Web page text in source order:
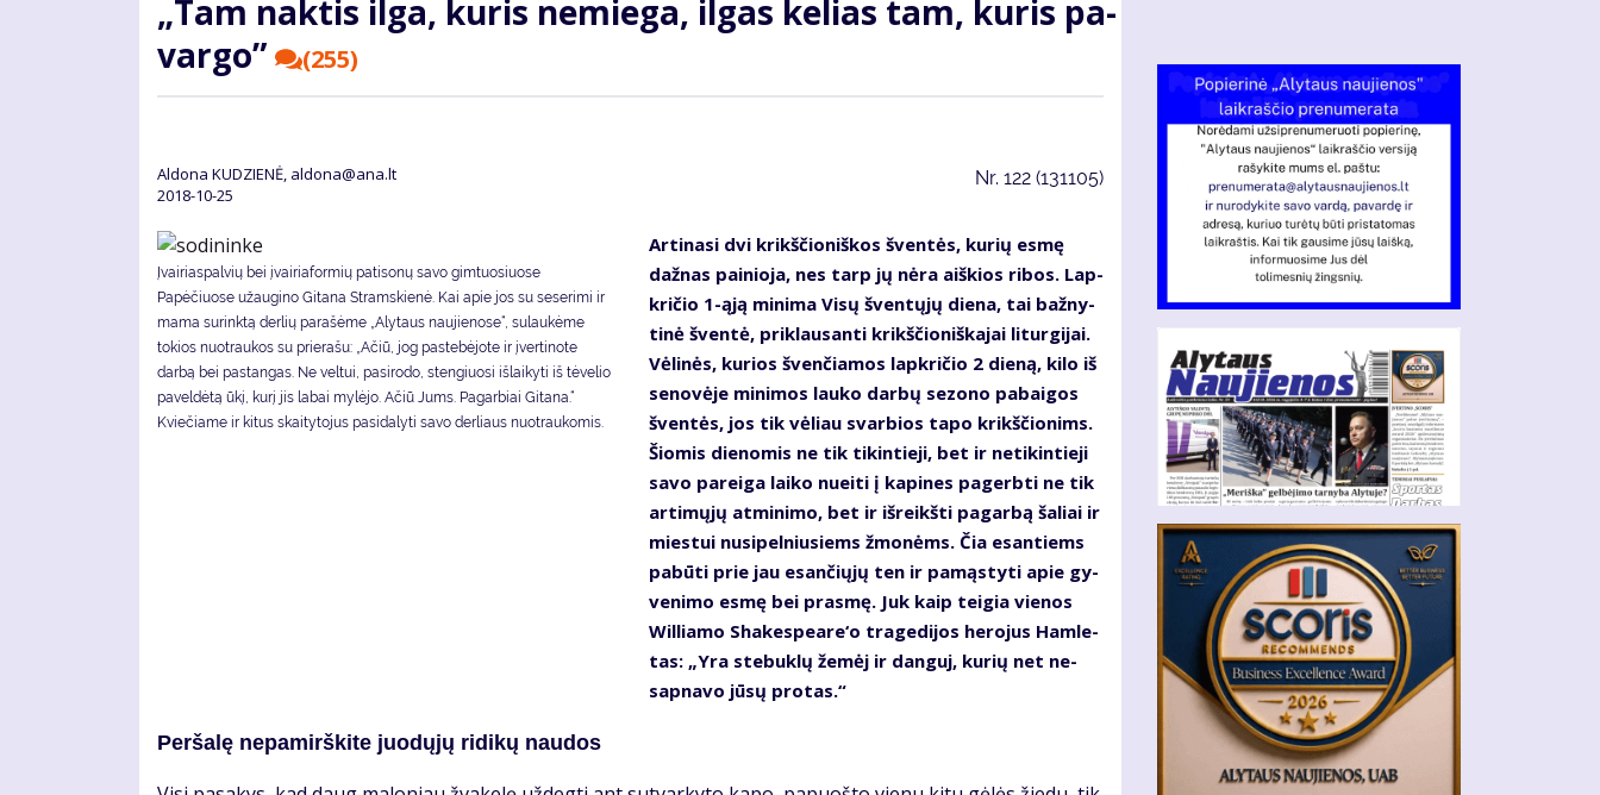
„Tam nak­tis il­ga, ku­ris ne­mie­ga, il­gas ke­lias tam, ku­ris pa­
var­go”
(255)
Aldona KUDZIENĖ, aldona@ana.lt
2018-10-25
Nr. 122 (131105)
Įvairiaspalvių bei įvairiaformių patisonų savo gimtuosiuose
Papėčiuose užaugino Gitana Stramskienė. Kai apie jos su seserimi ir
mama surinktą derlių parašėme „Alytaus naujienose“, sulaukėme
tokios nuotraukos su prierašu: „Ačiū, jog pastebėjote ir įvertinote
darbą bei pastangas. Ne veltui, pasirodo, stengiuosi išlaikyti iš tėvelio
paveldėtą ūkį, kurį jis labai mylėjo. Ačiū Jums. Pagarbiai Gitana.“
Kviečiame ir kitus skaitytojus pasidalyti savo derliaus nuotraukomis.
Ar­ti­na­si dvi krikš­čio­niš­kos šven­tės, ku­rių es­mę
daž­nas pai­nio­ja, nes tarp jų nė­ra aiš­kios ri­bos. Lap­
kri­čio 1-ąją mi­ni­ma Vi­sų šven­tų­jų die­na, tai baž­ny­
ti­nė šven­tė, pri­klau­san­ti krikš­čio­niš­ka­jai li­tur­gi­jai.
Vė­li­nės, ku­rios šven­čia­mos lap­kri­čio 2 die­ną, ki­lo iš
se­no­vė­je mi­ni­mos lau­ko dar­bų se­zo­no pa­bai­gos
šven­tės, jos tik vė­liau svar­bios ta­po krikš­čio­nims.
Šio­mis die­no­mis ne tik ti­kin­tie­ji, bet ir ne­ti­kin­tie­ji
sa­vo pa­rei­ga lai­ko nu­ei­ti į ka­pi­nes pa­gerb­ti ne tik
ar­ti­mų­jų at­mi­ni­mo, bet ir iš­reikš­ti pa­gar­bą ša­liai ir
mies­tui nu­si­pel­niu­siems žmo­nėms. Čia esan­tiems
pa­bū­ti prie jau esan­čių­jų ten ir pa­mąs­ty­ti apie gy­
ve­ni­mo es­mę bei pras­mę. Juk kaip tei­gia vie­nos
Wil­lia­mo Sha­kes­pe­a­re‘o tra­ge­di­jos he­ro­jus Ham­le­
tas: „Yra ste­buk­lų že­mėj ir dan­guj, ku­rių net ne­
sap­na­vo jū­sų pro­tas.“
Per­ša­lę ne­pa­mirš­ki­te juo­dų­jų ri­di­kų nau­dos